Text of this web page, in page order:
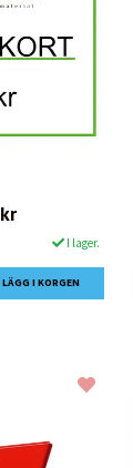
I lager.